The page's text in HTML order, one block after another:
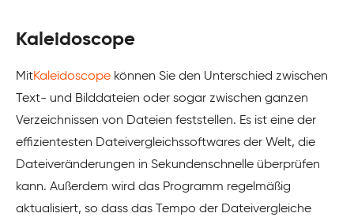
Kaleidoscope
MitKaleidoscope können Sie den Unterschied zwischen
Text- und Bilddateien oder sogar zwischen ganzen
Verzeichnissen von Dateien feststellen. Es ist eine der
effizientesten Dateivergleichssoftwares der Welt, die
Dateiveränderungen in Sekundenschnelle überprüfen
kann. Außerdem wird das Programm regelmäßig
aktualisiert, so dass das Tempo der Dateivergleiche